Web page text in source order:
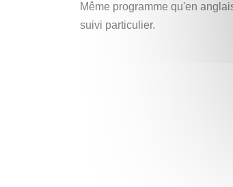
Même programme qu'en
suivi particulier.